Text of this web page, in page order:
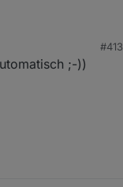
in Arbeit aus....#413
;-))